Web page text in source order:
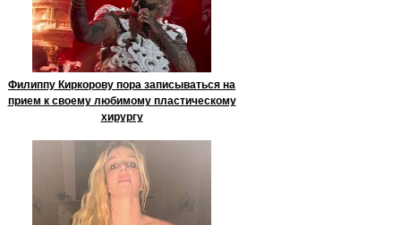
Филиппу Киркорову пора записываться на
прием к своему любимому пластическому
хирургу